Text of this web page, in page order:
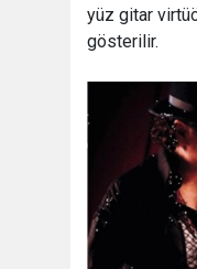
yüz gitar
gösterilir.